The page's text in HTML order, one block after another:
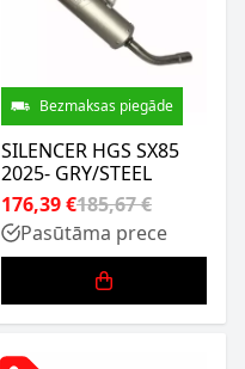
Bezmaksas piegāde
SILENCER HGS SX85
2025- GRY/STEEL
176,39 €185,67 €
Pasūtāma prece